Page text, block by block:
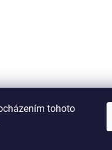
Vaše audio zařízení
tohoto